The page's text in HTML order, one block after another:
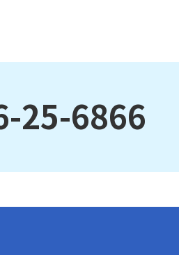
25-6866